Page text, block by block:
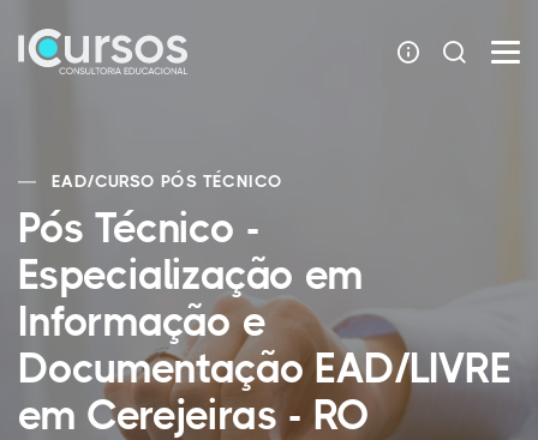
EAD/CURSO PÓS TÉCNICO
Pós Técnico -
Especialização em
Informação e
Documentação EAD/LIVRE
em Cerejeiras - RO